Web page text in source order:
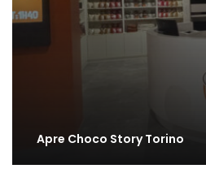
Apre Choco Story Torino